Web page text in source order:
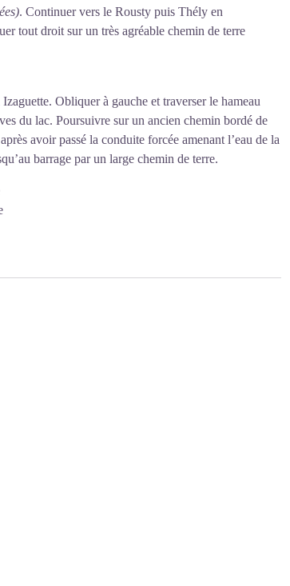
. Continuer vers le Rousty puis Thély en
tout droit sur un très agréable chemin de terre
Obliquer à gauche et traverser le hameau
du lac. Poursuivre sur un ancien chemin bordé de
avoir passé la conduite forcée amenant l’eau de la
barrage par un large chemin de terre.